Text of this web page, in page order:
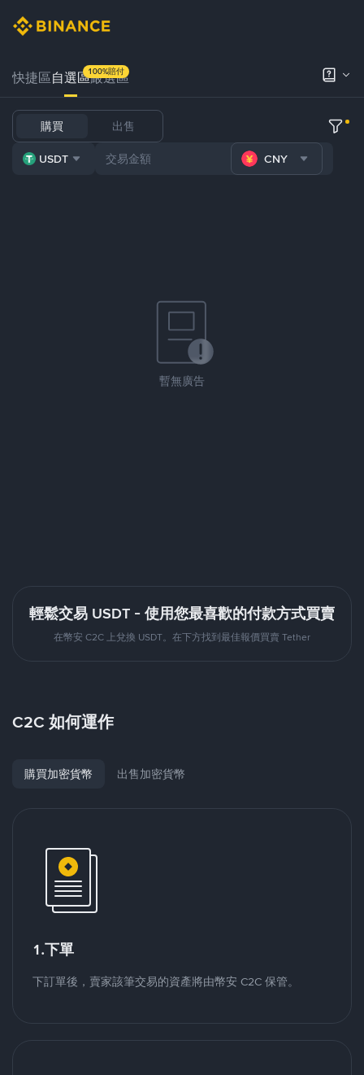
快捷區自選區嚴選區
100%賠付
購買 出售
USDT CNY
暫無廣告
輕鬆交易 USDT - 使用您最喜歡的付款方式買賣
在幣安 C2C 上兌換 USDT。在下方找到最佳報價買賣 Tether
C2C 如何運作
購買加密貨幣 出售加密貨幣
1.下單
下訂單後，賣家該筆交易的資產將由幣安 C2C 保管。